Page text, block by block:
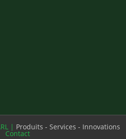
| Produits - Services - Innovations
Contact